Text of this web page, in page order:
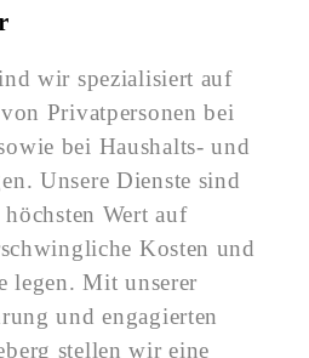
wir spezialisiert auf
Privatpersonen bei
bei Haushalts- und
Unsere Dienste sind
Wert auf
Kosten und
legen. Mit unserer
und engagierten
stellen wir eine